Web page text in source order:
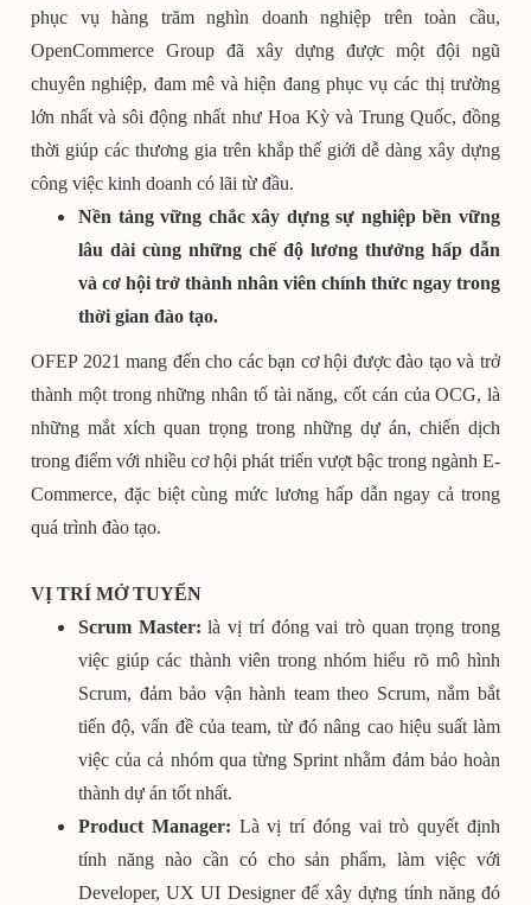
phục vụ hàng trăm nghìn doanh nghiệp trên toàn cầu,
OpenCommerce Group đã xây dựng được một đội ngũ
chuyên nghiệp, đam mê và hiện đang phục vụ các thị trường
lớn nhất và sôi động nhất như Hoa Kỳ và Trung Quốc, đồng
thời giúp các thương gia trên khắp thế giới dễ dàng xây dựng
công việc kinh doanh có lãi từ đầu.
Nền tảng vững chắc xây dựng sự nghiệp bền vững
lâu dài cùng những chế độ lương thưởng hấp dẫn
và cơ hội trở thành nhân viên chính thức ngay trong
thời gian đào tạo.
OFEP 2021 mang đến cho các bạn cơ hội được đào tạo và trở
thành một trong những nhân tố tài năng, cốt cán của OCG, là
những mắt xích quan trọng trong những dự án, chiến dịch
trong điểm với nhiều cơ hội phát triển vượt bậc trong ngành E-
Commerce, đặc biệt cùng mức lương hấp dẫn ngay cả trong
quá trình đào tạo.
VỊ TRÍ MỞ TUYỂN
Scrum Master: là vị trí đóng vai trò quan trọng trong
việc giúp các thành viên trong nhóm hiểu rõ mô hình
Scrum, đảm bảo vận hành team theo Scrum, nắm bắt
tiến độ, vấn đề của team, từ đó nâng cao hiệu suất làm
việc của cả nhóm qua từng Sprint nhằm đảm bảo hoàn
thành dự án tốt nhất.
Product Manager: Là vị trí đóng vai trò quyết định
tính năng nào cần có cho sản phẩm, làm việc với
Developer, UX UI Designer để xây dựng tính năng đó